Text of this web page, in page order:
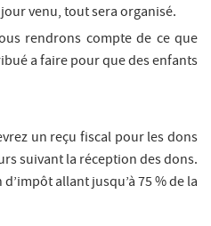
venu, tout sera organisé.
rendrons compte de ce que
a faire pour que des enfants
un reçu fiscal pour les dons
suivant la réception des dons.
allant jusqu’à 75 % de la